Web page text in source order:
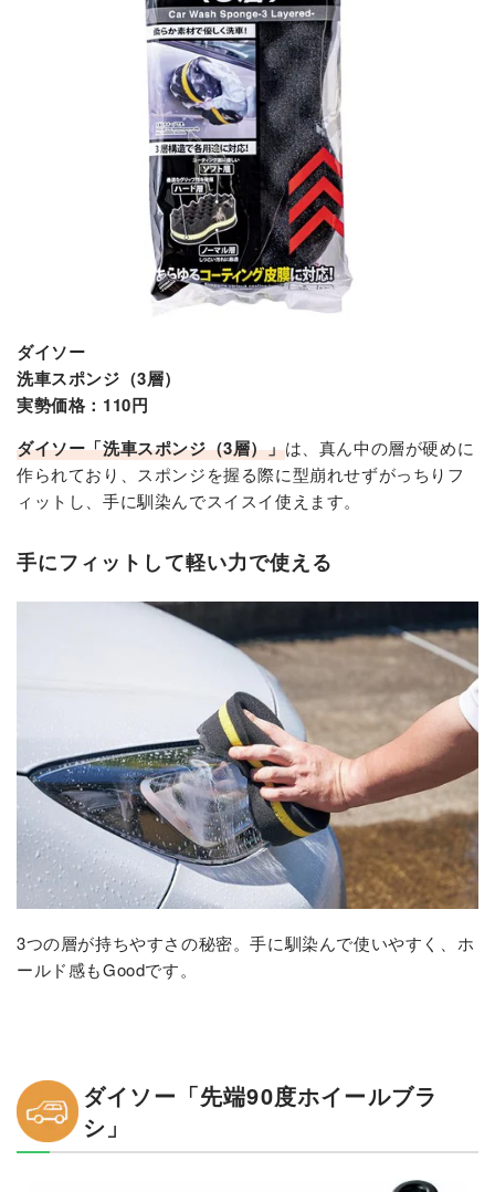
ダイソー
洗車スポンジ（3層）
実勢価格：110円
ダイソー「洗車スポンジ（3層）」は、真ん中の層が硬めに
作られており、スポンジを握る際に型崩れせずがっちりフ
ィットし、手に馴染んでスイスイ使えます。
手にフィットして軽い力で使える
3つの層が持ちやすさの秘密。手に馴染んで使いやすく、ホ
ールド感もGoodです。
ダイソー「先端90度ホイールブラ
シ」